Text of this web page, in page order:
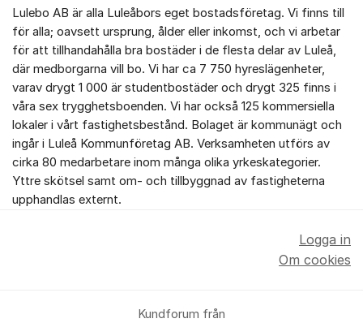
Lulebo AB är alla Luleåbors eget bostadsföretag. Vi finns till
för alla; oavsett ursprung, ålder eller inkomst, och vi arbetar
för att tillhandahålla bra bostäder i de flesta delar av Luleå,
där medborgarna vill bo. Vi har ca 7 750 hyreslägenheter,
varav drygt 1 000 är studentbostäder och drygt 325 finns i
våra sex trygghetsboenden. Vi har också 125 kommersiella
lokaler i vårt fastighetsbestånd. Bolaget är kommunägt och
ingår i Luleå Kommunföretag AB. Verksamheten utförs av
cirka 80 medarbetare inom många olika yrkeskategorier.
Yttre skötsel samt om- och tillbyggnad av fastigheterna
upphandlas externt.
Kundforum från
Logga in
Om cookies